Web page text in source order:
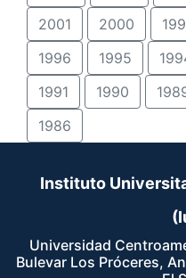
2001
2000
1996
1995
1991
1990
1986
Instituto
Universidad
Bulevar Los Próceres,